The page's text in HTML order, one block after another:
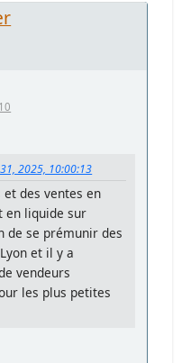
2025, 10:00:13
et des ventes en
en liquide sur
de se prémunir des
et il y a
vendeurs
les plus petites